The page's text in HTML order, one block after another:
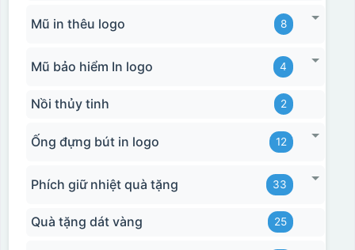
Mũ in thêu logo 8
Mũ bảo hiểm In logo 4
Nồi thủy tinh 2
Ống đựng bút in logo 12
Phích giữ nhiệt quà tặng 33
Quà tặng dát vàng 25